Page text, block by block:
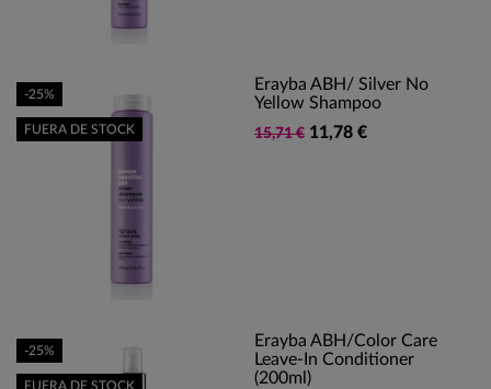
Erayba ABH/ Silver No
Yellow Shampoo
15,71 € 11,78 €
-25%
FUERA DE STOCK
Erayba ABH/Color Care
Leave-In Conditioner
(200ml)
-25%
FUERA DE STOCK